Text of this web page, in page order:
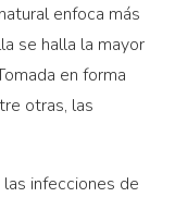
enfoca más
se halla la mayor
en forma
otras, las
infecciones de